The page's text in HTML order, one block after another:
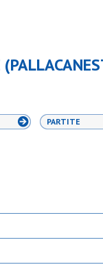
PARTITE